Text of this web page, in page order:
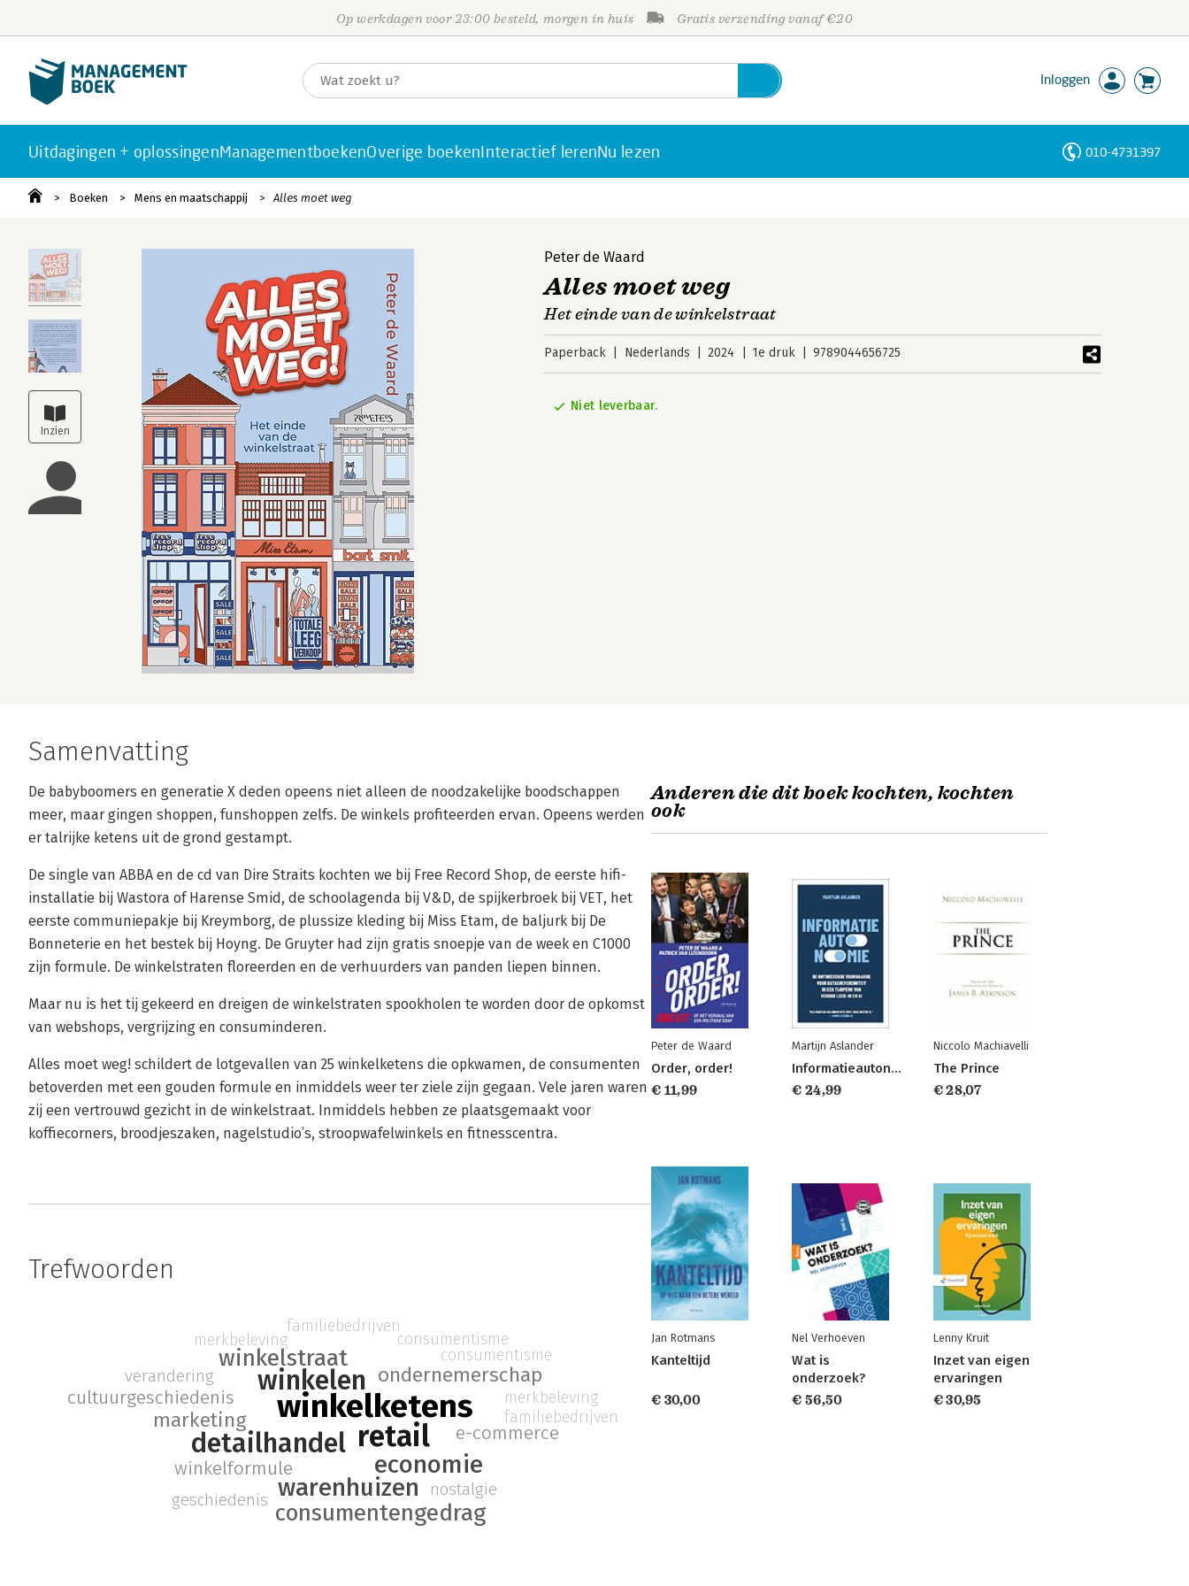
Op werkdagen voor 23:00 besteld, morgen in huis Gratis verzending vanaf €20
Inloggen
Uitdagingen + oplossingenManagementboekenOverige boekenInteractief lerenNu lezen 010-4731397
Boeken Mens en maatschappij Alles moet weg
Peter de Waard
Alles moet weg
Het einde van de winkelstraat
Paperback Nederlands 2024 1e druk 9789044656725
Niet leverbaar.
Samenvatting
De babyboomers en generatie X deden opeens niet alleen de noodzakelijke boodschappen
meer, maar gingen shoppen, funshoppen zelfs. De winkels profiteerden ervan. Opeens werden
er talrijke ketens uit de grond gestampt.
De single van ABBA en de cd van Dire Straits kochten we bij Free Record Shop, de eerste hifi-
installatie bij Wastora of Harense Smid, de schoolagenda bij V&D, de spijkerbroek bij VET, het
eerste communiepakje bij Kreymborg, de plussize kleding bij Miss Etam, de baljurk bij De
Bonneterie en het bestek bij Hoyng. De Gruyter had zijn gratis snoepje van de week en C1000
zijn formule. De winkelstraten floreerden en de verhuurders van panden liepen binnen.
Maar nu is het tij gekeerd en dreigen de winkelstraten spookholen te worden door de opkomst
van webshops, vergrijzing en consuminderen.
Alles moet weg! schildert de lotgevallen van 25 winkelketens die opkwamen, de consumenten
betoverden met een gouden formule en inmiddels weer ter ziele zijn gegaan. Vele jaren waren
zij een vertrouwd gezicht in de winkelstraat. Inmiddels hebben ze plaatsgemaakt voor
koffiecorners, broodjeszaken, nagelstudio’s, stroopwafelwinkels en fitnesscentra.
Trefwoorden
winkelketens
retail
detailhandel
winkelen
economie
warenhuizen
winkelstraat
consumentengedrag
marketing
ondernemerschap
winkelformule
e-commerce
cultuurgeschiedenis
geschiedenis
nostalgie
verandering
merkbeleving
familiebedrijven
consumentisme
merkbeleving
familiebedrijven
consumentisme
Anderen die dit boek kochten, kochten
ook
Peter de Waard
Order, order!
€ 11,99
Martijn Aslander
Informatieautonomie
€ 24,99
Niccolo Machiavelli
The Prince
€ 28,07
Jan Rotmans
Kanteltijd
€ 30,00
Nel Verhoeven
Wat is
onderzoek?
€ 56,50
Lenny Kruit
Inzet van eigen
ervaringen
€ 30,95
Personen